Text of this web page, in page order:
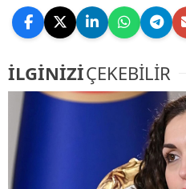
İLGİNİZİÇEKEBİLİR